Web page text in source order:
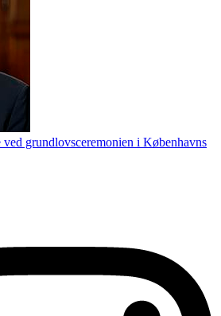
grundlovsceremonien i Københavns